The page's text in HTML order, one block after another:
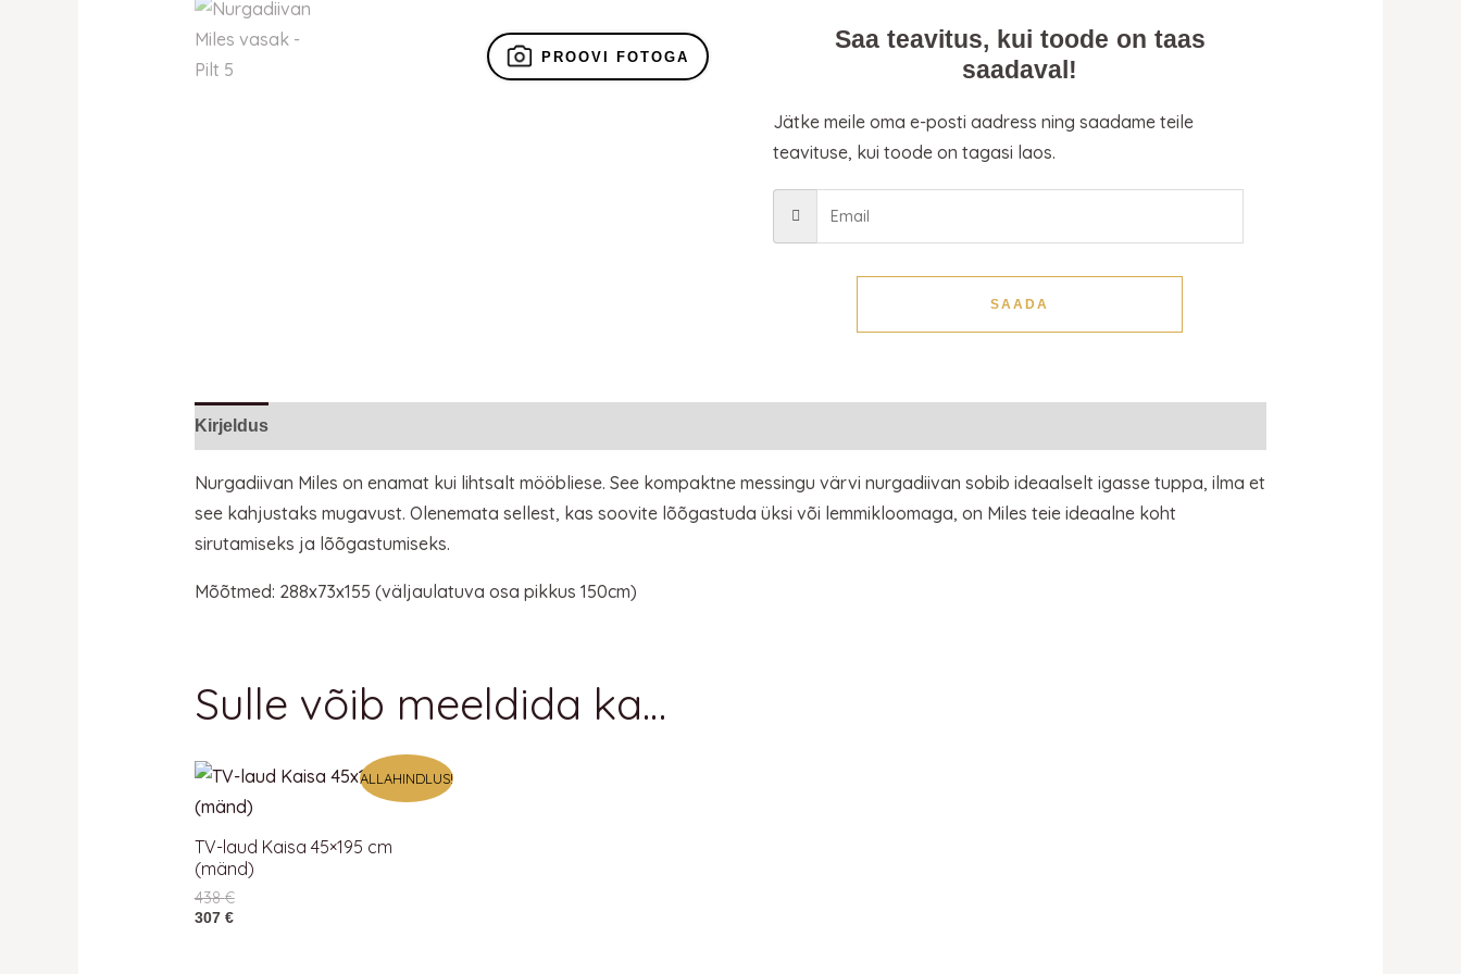
PROOVI FOTOGA
Saa teavitus, kui toode on taas
saadaval!
Jätke meile oma e-posti aadress ning saadame teile
teavituse, kui toode on tagasi laos.
SAADA
Kirjeldus
Nurgadiivan Miles on enamat kui lihtsalt mööbliese. See kompaktne messingu värvi nurgadiivan sobib ideaalselt igasse tuppa, ilma et
see kahjustaks mugavust. Olenemata sellest, kas soovite lõõgastuda üksi või lemmikloomaga, on Miles teie ideaalne koht
sirutamiseks ja lõõgastumiseks.
Mõõtmed: 288x73x155 (väljaulatuva osa pikkus 150cm)
Sulle võib meeldida ka…
ALLAHINDLUS!
TV-laud Kaisa 45×195 cm
(mänd)
438€
307 €